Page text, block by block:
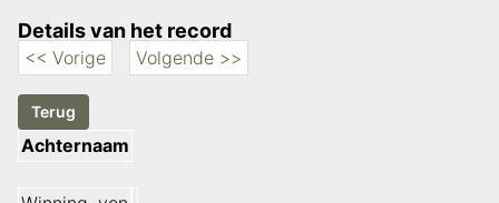
Details van het record
<< Vorige Volgende >>
Achternaam